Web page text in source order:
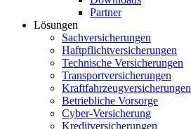
Partner
Lösungen
Sachversicherungen
Haftpflichtversicherungen
Technische Versicherungen
Transportversicherungen
Kraftfahrzeugversicherungen
Betriebliche Vorsorge
Cyber-Versicherung
Kreditversicherungen